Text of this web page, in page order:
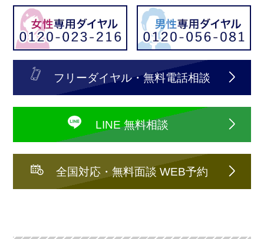
フリーダイヤル・無料電話相談
LINE 無料相談
全国対応・無料面談 WEB予約